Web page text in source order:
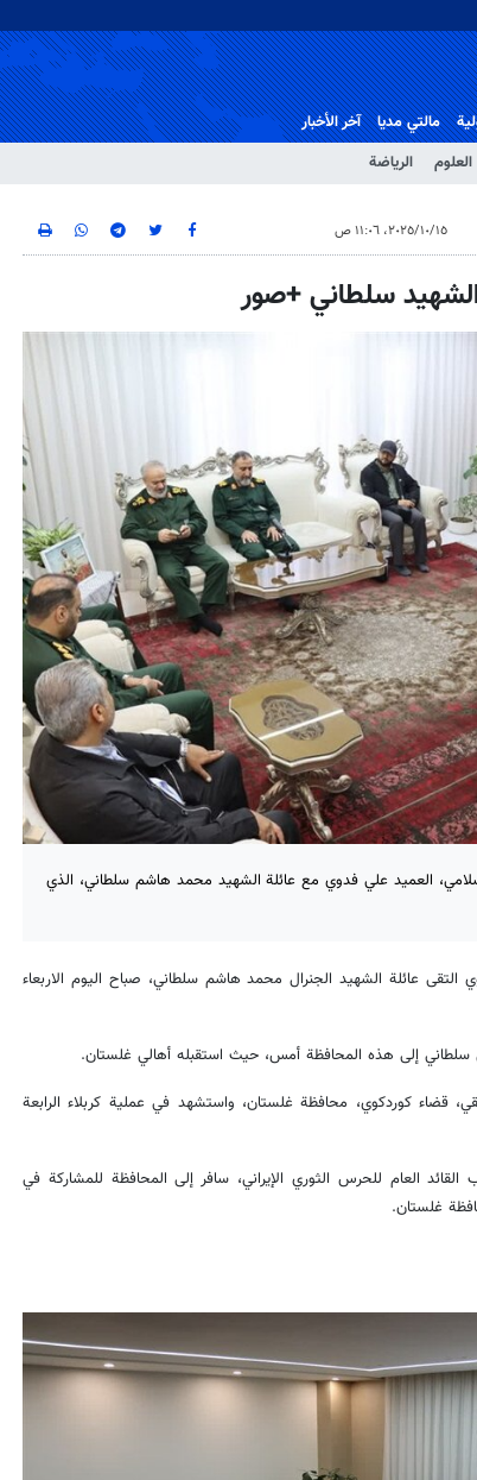
العلوم الرياضة
مالتي مدیا آخر الأخبار
١٥‏/١٠‏/٢٠٢٥، ١١:٠٦ ص
سلطاني +صور
العميد علي فدوي مع عائلة الشهيد محمد هاشم سلطاني، الذي
التقى عائلة الشهيد الجنرال محمد هاشم سلطاني، صباح اليوم الاربعاء
عام 1949 في قرية ياسقي، قضاء كوردكوي، محافظة غلستان، واستشهد في عملية كربلاء الرابعة
العام للحرس الثوري الإيراني، سافر إلى المحافظة للمشاركة في
غلستان.